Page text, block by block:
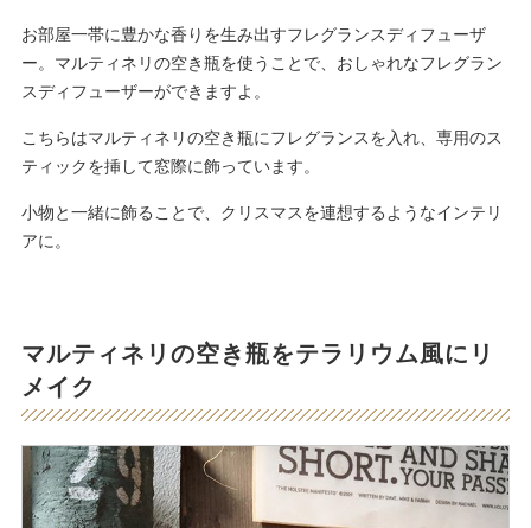
お部屋一帯に豊かな香りを生み出すフレグランスディフューザ
ー。マルティネリの空き瓶を使うことで、おしゃれなフレグラン
スディフューザーができますよ。
こちらはマルティネリの空き瓶にフレグランスを入れ、専用のス
ティックを挿して窓際に飾っています。
小物と一緒に飾ることで、クリスマスを連想するようなインテリ
アに。
マルティネリの空き瓶をテラリウム風にリ
メイク